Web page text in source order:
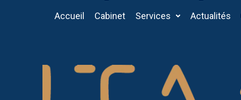
Accueil Cabinet Services Actualités